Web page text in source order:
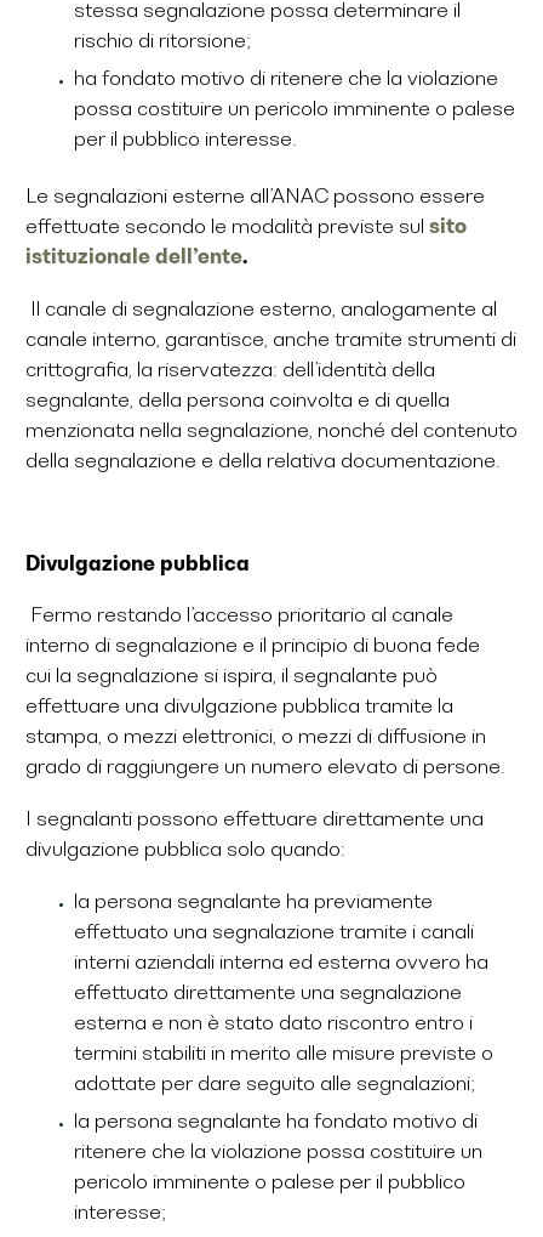
stessa segnalazione possa determinare il
rischio di ritorsione;
ha fondato motivo di ritenere che la violazione
possa costituire un pericolo imminente o palese
per il pubblico interesse.
Le segnalazioni esterne all’ANAC possono essere
effettuate secondo le modalità previste sul sito
istituzionale dell’ente.
Il canale di segnalazione esterno, analogamente al
canale interno, garantisce, anche tramite strumenti di
crittografia, la riservatezza: dell’identità della
segnalante, della persona coinvolta e di quella
menzionata nella segnalazione, nonché del contenuto
della segnalazione e della relativa documentazione.
Divulgazione pubblica
Fermo restando l’accesso prioritario al canale
interno di segnalazione e il principio di buona fede
cui la segnalazione si ispira, il segnalante può
effettuare una divulgazione pubblica tramite la
stampa, o mezzi elettronici, o mezzi di diffusione in
grado di raggiungere un numero elevato di persone.
I segnalanti possono effettuare direttamente una
divulgazione pubblica solo quando:
la persona segnalante ha previamente
effettuato una segnalazione tramite i canali
interni aziendali interna ed esterna ovvero ha
effettuato direttamente una segnalazione
esterna e non è stato dato riscontro entro i
termini stabiliti in merito alle misure previste o
adottate per dare seguito alle segnalazioni;
la persona segnalante ha fondato motivo di
ritenere che la violazione possa costituire un
pericolo imminente o palese per il pubblico
interesse;